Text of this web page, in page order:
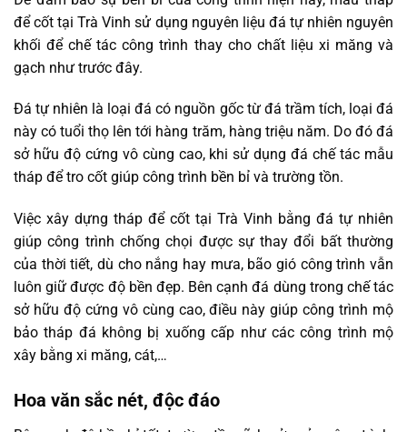
để cốt tại Trà Vinh sử dụng nguyên liệu đá tự nhiên nguyên
khối để chế tác công trình thay cho chất liệu xi măng và
gạch như trước đây.
Đá tự nhiên là loại đá có nguồn gốc từ đá trầm tích, loại đá
này có tuổi thọ lên tới hàng trăm, hàng triệu năm. Do đó đá
sở hữu độ cứng vô cùng cao, khi sử dụng đá chế tác mẫu
tháp để tro cốt giúp công trình bền bỉ và trường tồn.
Việc xây dựng tháp để cốt tại Trà Vinh bằng đá tự nhiên
giúp công trình chống chọi được sự thay đổi bất thường
của thời tiết, dù cho nắng hay mưa, bão gió công trình vẫn
luôn giữ được độ bền đẹp. Bên cạnh đá dùng trong chế tác
sở hữu độ cứng vô cùng cao, điều này giúp công trình mộ
bảo tháp đá không bị xuống cấp như các công trình mộ
xây bằng xi măng, cát,…
Hoa văn sắc nét, độc đáo